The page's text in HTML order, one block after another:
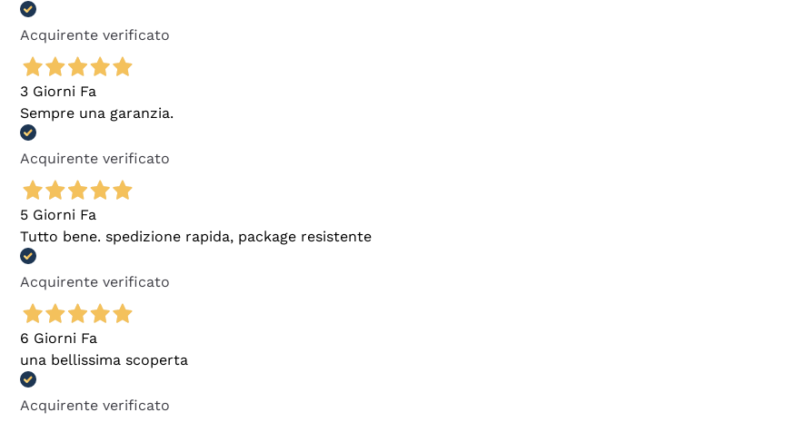
Acquirente verificato
3 Giorni Fa
Sempre una garanzia.
Acquirente verificato
5 Giorni Fa
Tutto bene. spedizione rapida, package resistente
Acquirente verificato
6 Giorni Fa
una bellissima scoperta
Acquirente verificato